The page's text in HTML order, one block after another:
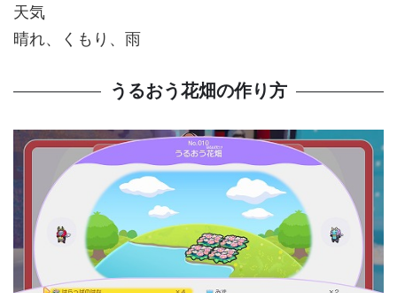
天気
晴れ、くもり、雨
うるおう花畑の作り方